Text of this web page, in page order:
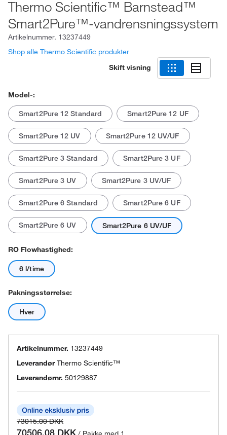
Thermo Scientific™ Barnstead™
Smart2Pure™-vandrensningssystem
Artikelnummer. 13237449
Shop alle Thermo Scientific produkter
Skift visning
Model-:
Smart2Pure 12 Standard Smart2Pure 12 UF
Smart2Pure 12 UV Smart2Pure 12 UV/UF
Smart2Pure 3 Standard Smart2Pure 3 UF
Smart2Pure 3 UV Smart2Pure 3 UV/UF
Smart2Pure 6 Standard Smart2Pure 6 UF
Smart2Pure 6 UV Smart2Pure 6 UV/UF
RO Flowhastighed:
6 l/time
Pakningsstørrelse:
Hver
Artikelnummer. 13237449
LeverandørThermo Scientific™
Leverandørnr. 50129887
73015.00 DKK
70506.08 DKK